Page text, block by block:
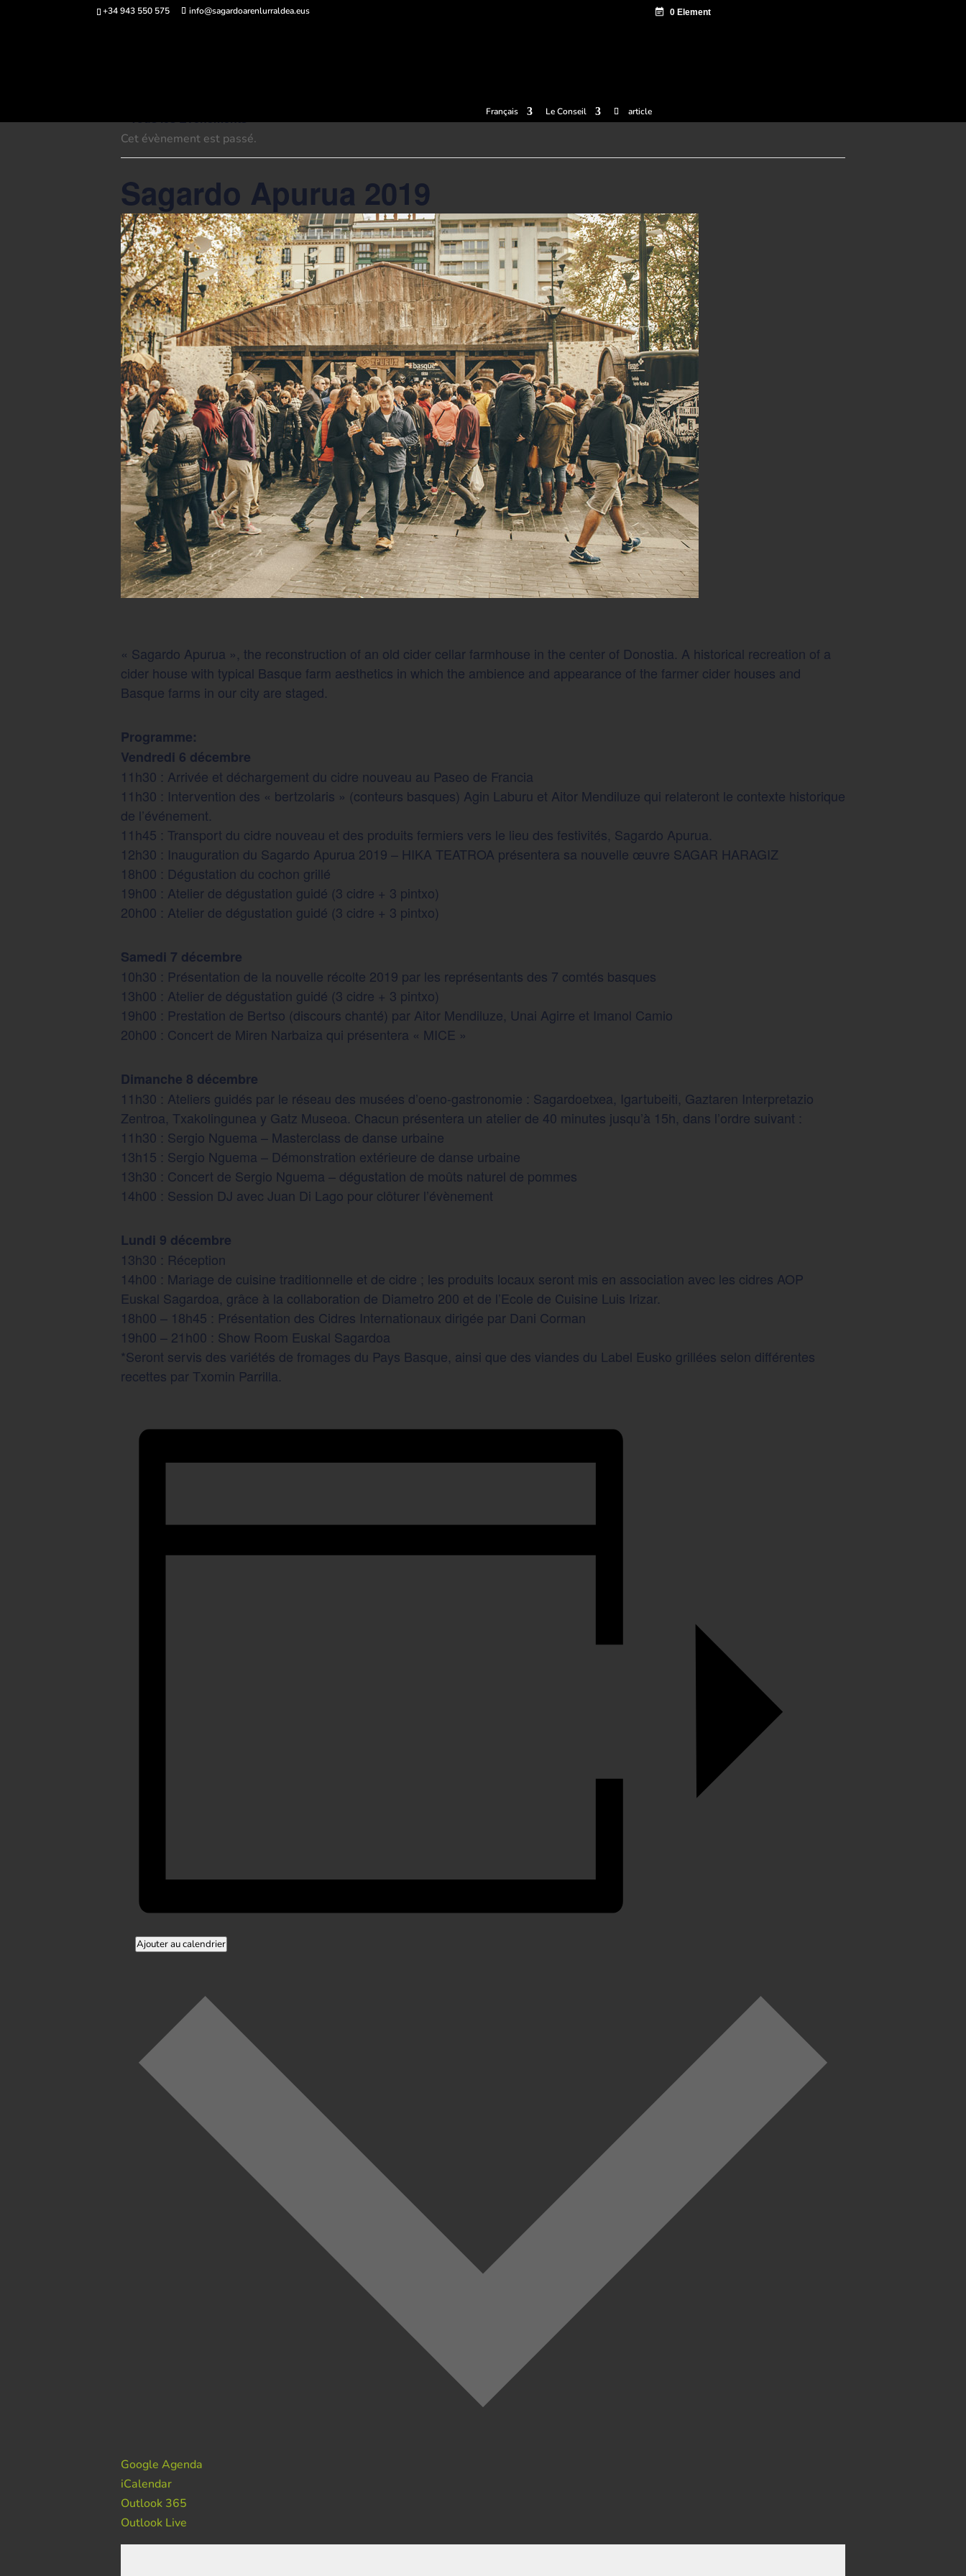
+34 943 550 575 info@sagardoarenlurraldea.eus
Français Le Conseil article
« Tous les Évènements
Cet évènement est passé.
Sagardo Apurua 2019
« Sagardo Apurua », the reconstruction of an old cider cellar farmhouse in the center of Donostia. A historical recreation of a
cider house with typical Basque farm aesthetics in which the ambience and appearance of the farmer cider houses and
Basque farms in our city are staged.
Programme:
Vendredi 6 décembre
11h30 : Arrivée et déchargement du cidre nouveau au Paseo de Francia
11h30 : Intervention des « bertzolaris » (conteurs basques) Agin Laburu et Aitor Mendiluze qui relateront le contexte historique
de l’événement.
11h45 : Transport du cidre nouveau et des produits fermiers vers le lieu des festivités, Sagardo Apurua.
12h30 : Inauguration du Sagardo Apurua 2019 – HIKA TEATROA présentera sa nouvelle œuvre SAGAR HARAGIZ
18h00 : Dégustation du cochon grillé
19h00 : Atelier de dégustation guidé (3 cidre + 3 pintxo)
20h00 : Atelier de dégustation guidé (3 cidre + 3 pintxo)
Samedi 7 décembre
10h30 : Présentation de la nouvelle récolte 2019 par les représentants des 7 comtés basques
13h00 : Atelier de dégustation guidé (3 cidre + 3 pintxo)
19h00 : Prestation de Bertso (discours chanté) par Aitor Mendiluze, Unai Agirre et Imanol Camio
20h00 : Concert de Miren Narbaiza qui présentera « MICE »
Dimanche 8 décembre
11h30 : Ateliers guidés par le réseau des musées d’oeno-gastronomie : Sagardoetxea, Igartubeiti, Gaztaren Interpretazio
Zentroa, Txakolingunea y Gatz Museoa. Chacun présentera un atelier de 40 minutes jusqu’à 15h, dans l’ordre suivant :
11h30 : Sergio Nguema – Masterclass de danse urbaine
13h15 : Sergio Nguema – Démonstration extérieure de danse urbaine
13h30 : Concert de Sergio Nguema – dégustation de moûts naturel de pommes
14h00 : Session DJ avec Juan Di Lago pour clôturer l’évènement
Lundi 9 décembre
13h30 : Réception
14h00 : Mariage de cuisine traditionnelle et de cidre ; les produits locaux seront mis en association avec les cidres AOP
Euskal Sagardoa, grâce à la collaboration de Diametro 200 et de l’Ecole de Cuisine Luis Irizar.
18h00 – 18h45 : Présentation des Cidres Internationaux dirigée par Dani Corman
19h00 – 21h00 : Show Room Euskal Sagardoa
*Seront servis des variétés de fromages du Pays Basque, ainsi que des viandes du Label Eusko grillées selon différentes
recettes par Txomin Parrilla.
Ajouter au calendrier
Google Agenda
iCalendar
Outlook 365
Outlook Live